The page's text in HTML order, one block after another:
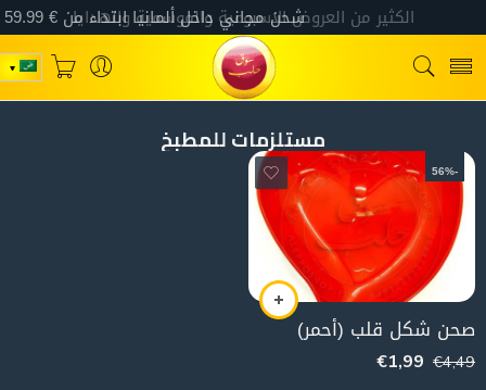
مستلزمات للمطبخ
-56%
صحن شكل قلب (أحمر)
€4,49
€1,99